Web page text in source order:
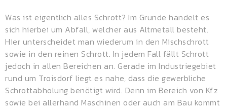
Was ist eigentlich alles Schrott? Im Grunde handelt es
sich hierbei um Abfall, welcher aus Altmetall besteht.
Hier unterscheidet man wiederum in den Mischschrott
sowie in den reinen Schrott. In jedem Fall fällt Schrott
jedoch in allen Bereichen an. Gerade im Industriegebiet
rund um Troisdorf liegt es nahe, dass die gewerbliche
Schrottabholung benötigt wird. Denn im Bereich von Kfz
sowie bei allerhand Maschinen oder auch am Bau kommt